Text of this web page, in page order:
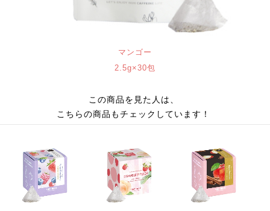
マンゴー
2.5g×30包
この商品を見た人は、
こちらの商品もチェックしています！